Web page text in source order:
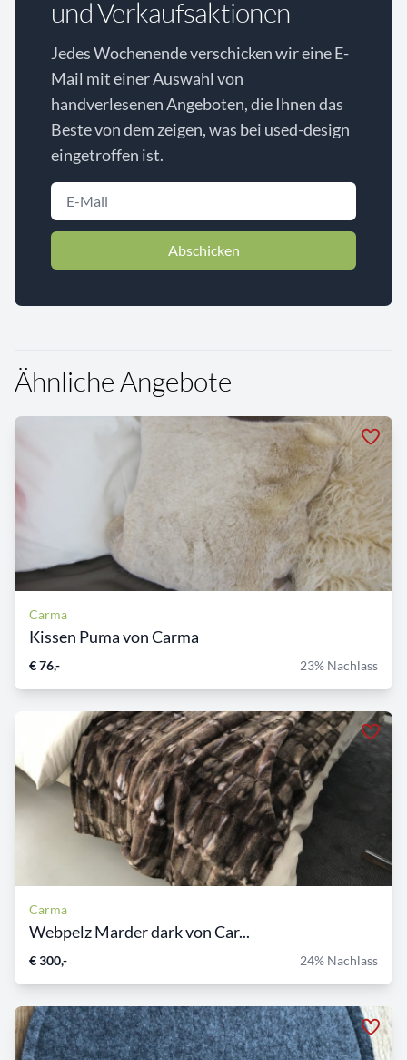
und Verkaufsaktionen
Jedes Wochenende verschicken wir eine E-
Mail mit einer Auswahl von
handverlesenen Angeboten, die Ihnen das
Beste von dem zeigen, was bei used-design
eingetroffen ist.
Abschicken
Ähnliche Angebote
Carma
Kissen Puma von Carma
€ 76,- 23% Nachlass
Carma
Webpelz Marder dark von Car...
€ 300,- 24% Nachlass